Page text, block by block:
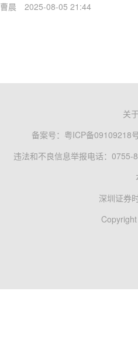
曹晨 2025-08-05 21:44
关
备案号： 粤ICP备09109218
违法和不良信息举报电话：0755-
深圳证券